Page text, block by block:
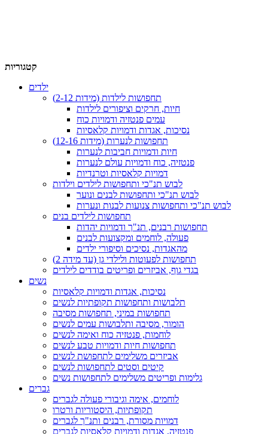
קטגוריות
ילדים
תחפושות לילדות (מידות 2-12)
חיות, חרקים וציפורים לילדות
עמים פנטזיה ודמויות כוח
נסיכות, אגדות ודמויות קלאסיות
תחפושות לנערות (מידות 12-16)
חיות ודמויות חביבות לנערות
פנטזיה, כוח ודמויות עולם לנערות
דמויות קלאסיות וטרנדיות
לבוש תנ"כי ותחפושות לילדים וילדות
לבוש תנ"כי ותחפושות לבנים ונוער
לבוש תנ"כי ותחפושות צנועות לבנות ונערות
תחפושות לילדים בנים
תחפושות רבנים, תנ"ך ודמויות יהדות
פעולה, לוחמים ומקצועות לבנים
מהאגדות, נסיכים וסיפורי ילדים
תחפושות לפעוטות ולילדי גן (עד מידה 2)
בגדי גוף, אביזרים ופריטים בודדים לילדים
נשים
נסיכות, אגדות ודמויות קלאסיות
תלבושות ותחפושות תקופתיות לנשים
תחפושות במיני, תחפושות מסיבה
הומור, מסיבה ותלבושות עמים לנשים
לוחמות, פנטזיה כוח ואימה לנשים
תחפושות חיות ודמויות טבע לנשים
אביזרים משלימים לתחפושת לנשים
קיטים וסטים לתחפושות לנשים
גלימות ופריטים משלימים לתחפושות נשים
גברים
לוחמים, אימה וגיבורי פעולה לגברים
תקופתיות, היסטוריות ורטרו
דמויות מסורת, רבנים ותנ"ך לגברים
פנטזיה, אגדות ודמויות קלאסיות לגברים